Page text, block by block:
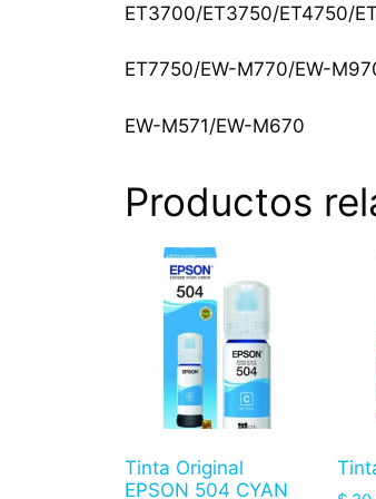
ET3700/ET3750/ET4750/
ET7750/EW-M770/EW-
EW-M571/EW-M670
Productos
Tinta Original
EPSON 504 CYAN